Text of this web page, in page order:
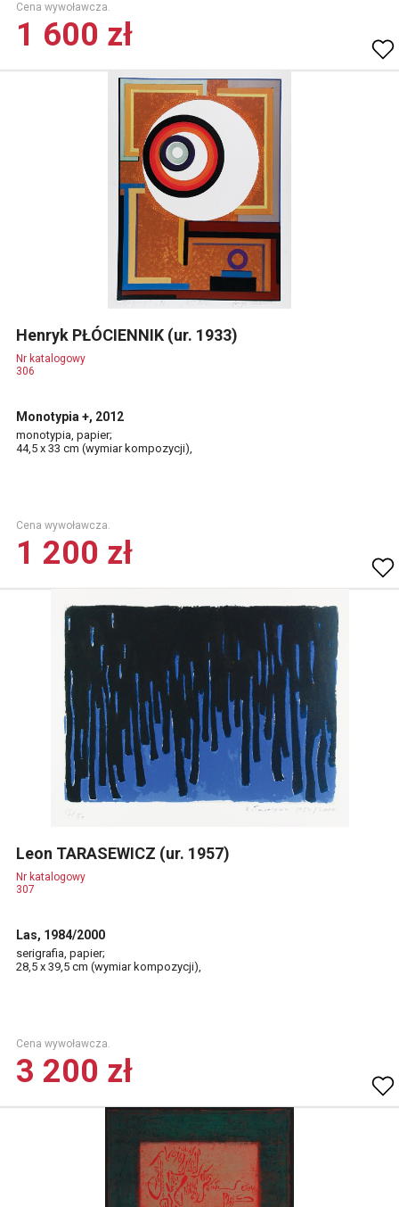
Cena wywoławcza.
1 600 zł
Henryk PŁÓCIENNIK (ur. 1933)
Nr katalogowy
306
Monotypia +, 2012
monotypia, papier;
44,5 x 33 cm (wymiar kompozycji),
Cena wywoławcza.
1 200 zł
Leon TARASEWICZ (ur. 1957)
Nr katalogowy
307
Las, 1984/2000
serigrafia, papier;
28,5 x 39,5 cm (wymiar kompozycji),
Cena wywoławcza.
3 200 zł